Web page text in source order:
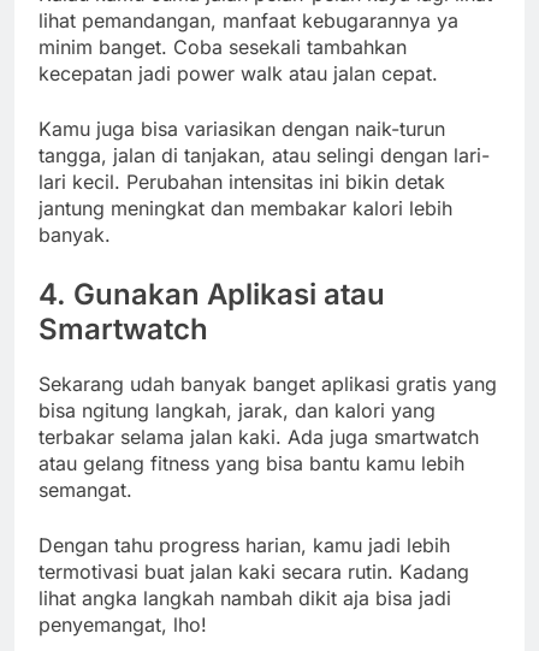
lihat pemandangan, manfaat kebugarannya ya
minim banget. Coba sesekali tambahkan
kecepatan jadi power walk atau jalan cepat.
Kamu juga bisa variasikan dengan naik-turun
tangga, jalan di tanjakan, atau selingi dengan lari-
lari kecil. Perubahan intensitas ini bikin detak
jantung meningkat dan membakar kalori lebih
banyak.
4. Gunakan Aplikasi atau
Smartwatch
Sekarang udah banyak banget aplikasi gratis yang
bisa ngitung langkah, jarak, dan kalori yang
terbakar selama jalan kaki. Ada juga smartwatch
atau gelang fitness yang bisa bantu kamu lebih
semangat.
Dengan tahu progress harian, kamu jadi lebih
termotivasi buat jalan kaki secara rutin. Kadang
lihat angka langkah nambah dikit aja bisa jadi
penyemangat, lho!